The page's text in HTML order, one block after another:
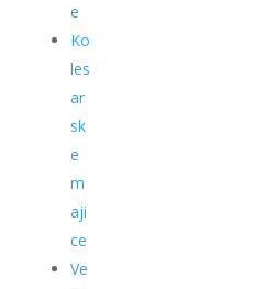
e
Ko
les
ar
sk
e
m
aji
ce
Ve